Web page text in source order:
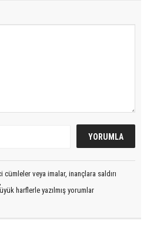
veya imalar, inançlara saldırı
harflerle yazılmış yorumlar